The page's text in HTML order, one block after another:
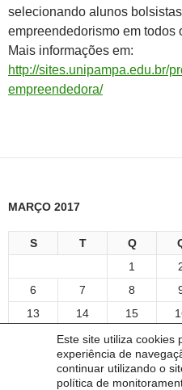
Este site utiliza cookies
experiência de
continuar utilizando o
política de
selecionando alunos
empreendedorismo em todos
Mais informações em:
http://sites.unipampa.edu.br/
empreendedora/
MARÇO 2017
S T Q
1
6
7 8
13
14 15
21 22
28 29